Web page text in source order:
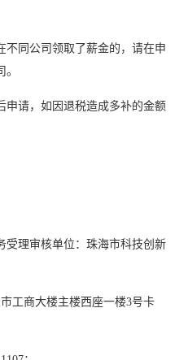
不同公司领取了薪金的，请在申
申请，如因退税造成多补的金额
受理审核单位：珠海市科技创新
工商大楼主楼西座一楼3号卡